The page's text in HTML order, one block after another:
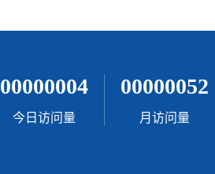
00000004
今日访问量
00000052
月访问量